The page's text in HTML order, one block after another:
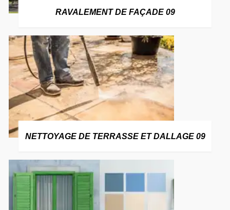
RAVALEMENT DE FAÇADE 09
NETTOYAGE DE TERRASSE ET DALLAGE 09